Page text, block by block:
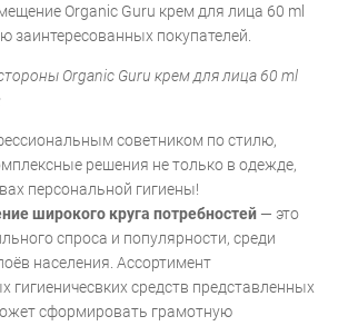
Оrganic Guru крем для лица 60 ml
заинтересованных покупателей.
Оrganic Guru крем для лица 60 ml
советником по стилю,
решения не только в одежде,
персональной гигиены!
широкого круга потребностей — это
спроса и популярности, среди
населения. Ассортимент
гигиеничесвких средств представленных
сформировать грамотную